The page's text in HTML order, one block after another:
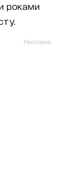
роками
Реклама